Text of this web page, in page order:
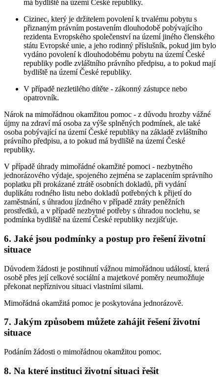
má bydliště na území České republiky.
Cizinec, který je držitelem povolení k trvalému pobytu s
přiznaným právním postavením dlouhodobě pobývajícího
rezidenta Evropského společenství na území jiného členského
státu Evropské unie, a jeho rodinný příslušník, pokud jim bylo
vydáno povolení k dlouhodobému pobytu na území České
republiky podle zvláštního právního předpisu, a to pokud mají
bydliště na území České republiky.
V případě nezletilého dítěte - zákonný zástupce nebo
opatrovník.
Nárok na mimořádnou okamžitou pomoc - z důvodu hrozby vážné
újmy na zdraví má osoba za výše splněných podmínek, ale také
osoba pobývající na území České republiky na základě zvláštního
právního předpisu, a to pokud má bydliště na území České
republiky.
V případě úhrady mimořádné okamžité pomoci - nezbytného
jednorázového výdaje, spojeného zejména se zaplacením správního
poplatku při prokázané ztrátě osobních dokladů, při vydání
duplikátu rodného listu nebo dokladů potřebných k přijetí do
zaměstnání, s úhradou jízdného v případě ztráty peněžních
prostředků, a v případě nezbytné potřeby s úhradou noclehu, se
podmínka bydliště na území České republiky nezjišťuje.
6. Jaké jsou podmínky a postup pro řešení životní
situace
Důvodem žádosti je postihnutí vážnou mimořádnou událostí, která
osobě přes její celkové sociální a majetkové poměry neumožňuje
překonat nepříznivou situaci vlastními silami.
Mimořádná okamžitá pomoc je poskytována jednorázově.
7. Jakým způsobem můžete zahájit řešení životní
situace
Podáním žádosti o mimořádnou okamžitou pomoc.
8. Na které instituci životní situaci řešit